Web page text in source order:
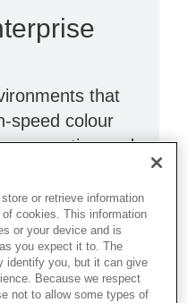
that
speed colour
and
or retrieve information
cookies. This information
or your device and is
you expect it to. The
identify you, but it can give
Because we respect
not to allow some types of